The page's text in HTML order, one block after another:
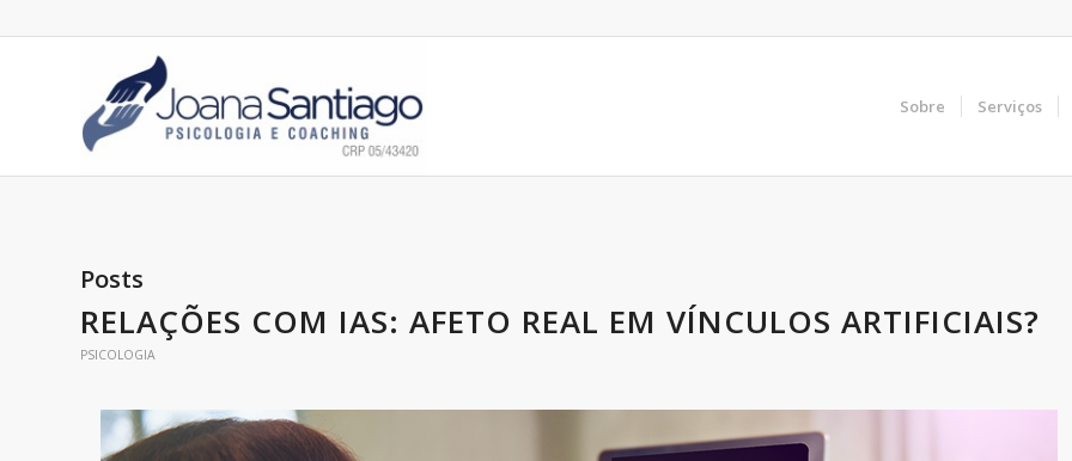
Sobre Serviços
Posts
RELAÇÕES COM IAS: AFETO REAL EM VÍNCULOS ARTIFICIAIS?
PSICOLOGIA